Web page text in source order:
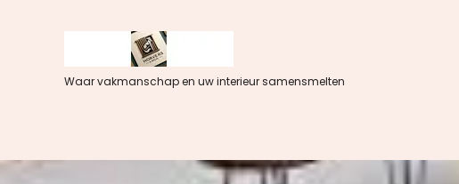
Waar vakmanschap en uw interieur samensmelten